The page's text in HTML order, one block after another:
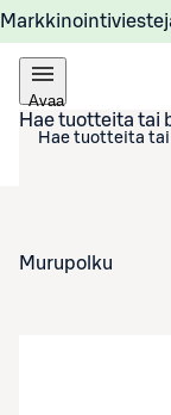
Avaa
valikko
Hae tuotteita tai
Murupolku